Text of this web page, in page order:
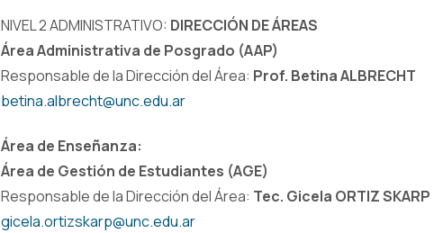
NIVEL 2 ADMINISTRATIVO: DIRECCIÓN DE ÁREAS
Área Administrativa de Posgrado (AAP)
Responsable de la Dirección del Área: Prof. Betina ALBRECHT
betina.albrecht@unc.edu.ar
Área de Enseñanza:
Área de Gestión de Estudiantes (AGE)
Responsable de la Dirección del Área: Tec. Gicela ORTIZ SKARP
gicela.ortizskarp@unc.edu.ar